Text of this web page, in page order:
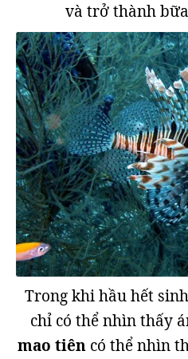
và trở thành
Trong khi hầu hết
chỉ có thể nhìn thấy
mao tiêncó thể nhìn